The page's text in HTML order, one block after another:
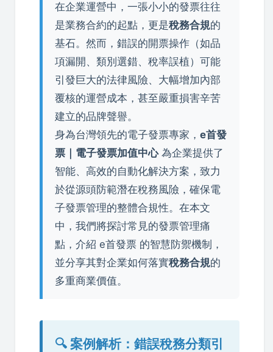
在企業運營中，一張小小的發票往往
是業務合約的起點，更是稅務合規的
基石。然而，錯誤的開票操作（如品
項漏開、類別選錯、稅率誤植）可能
引發巨大的法律風險、大幅增加內部
覆核的運營成本，甚至嚴重損害辛苦
建立的品牌聲譽。
身為台灣領先的電子發票專家， e首發
票｜電子發票加值中心為企業提供了
智能、高效的自動化解決方案，致力
於從源頭防範潛在稅務風險，確保電
子發票管理的整體合規性。在本文
中，我們將探討常見的發票管理痛
點，介紹 e首發票 的智慧防禦機制，
並分享其對企業如何落實稅務合規的
多重商業價值。
🔍 案例解析：錯誤稅務分類引